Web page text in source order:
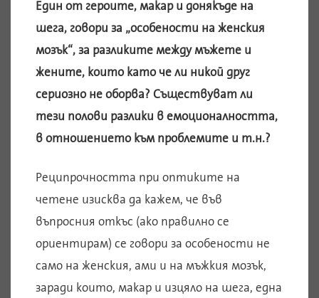
Един от героите, макар и донякъде на
шега, говори за „особености на женския
мозък“, за разликите между мъжете и
жените, които като че ли никой друг
сериозно не оборва? Съществуват ли
тези полови разлики в емоционалността,
в отношението към проблемите и т.н.?
Реципрочността при оптиките на
четене изисква да кажем, че във
въпросния откъс (ако правилно се
ориентирам) се говори за особености не
само на женския, ами и на мъжкия мозък,
заради които, макар и изцяло на шега, една